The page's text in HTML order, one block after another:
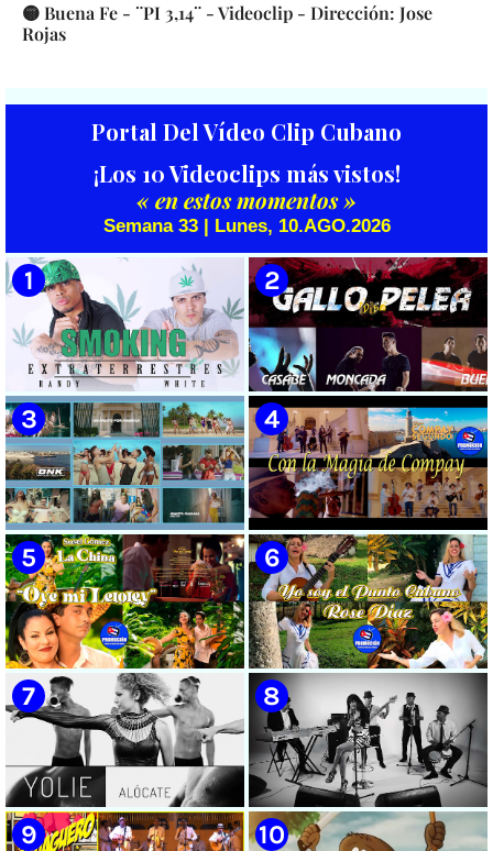
🟡 Buena Fe - ¨PI 3,14¨ - Videoclip - Dirección: Jose
Rojas
Portal Del Vídeo Clip Cubano
¡Los 10 Videoclips más vistos!
« en estos momentos »
Semana 33 | Lunes, 10.AGO.2026
🟡 Randy & White -
Extraterrestres - ¨Smoking¨ -
Videoclip - Dirección: Pepe
Salom
🟡 Casabe & Moncada & Buena
Fe - ¨Gallo de pelea¨ - Videoclip
- Dirección: Omar Leyva
🟡 Boni & Kelly (BNK) - ¨Un
pasito por América¨ - Videoclip
- Dirección: Ernesto Fundora
🟡 Grupo Compay Segundo ||
¨Con La Magia de Compay¨ ||
Música popular tradicional
cubana || Videoclip || CUBA
🟡 Susel Gómez (La China) ||
¨Oye Mi Leloley¨ || Director:
Onelio Jesús Larralde González
|| Música popular bailable
cubana || Videoclip || CUBA
🟡 Rose Díaz || ¨Yo soy el Punto
Cubano¨ (Autores: Celina
González y Reutilio
Domínguez) || Director:
Yuliades Mariño Cabello ||